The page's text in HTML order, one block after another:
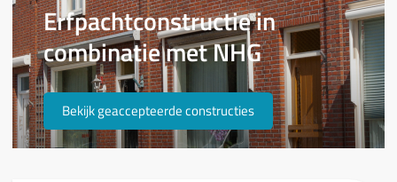
Erfpachtconstructie in
combinatie met NHG
Bekijk geaccepteerde constructies